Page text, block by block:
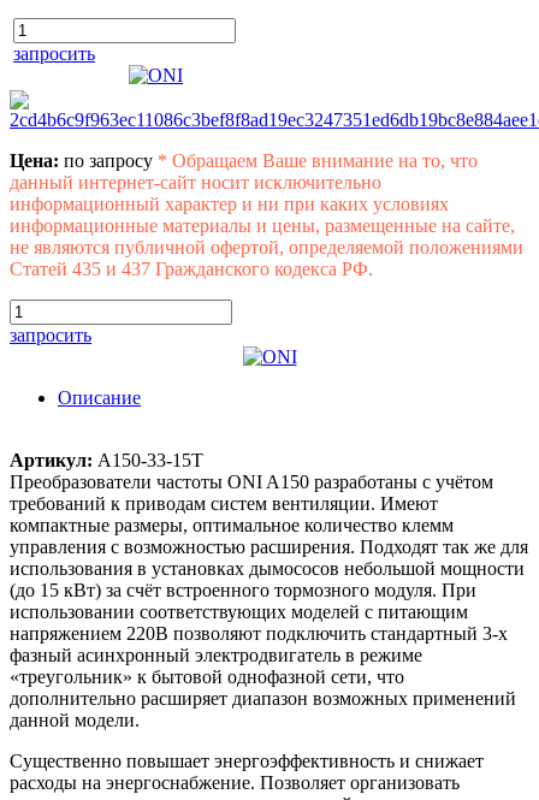
запросить
Цена: по запросу * Обращаем Ваше внимание на то, что
данный интернет-сайт носит исключительно
информационный характер и ни при каких условиях
информационные материалы и цены, размещенные на сайте,
не являются публичной офертой, определяемой положениями
Статей 435 и 437 Гражданского кодекса РФ.
запросить
Описание
Артикул: A150-33-15T
Преобразователи частоты ONI A150 разработаны с учётом
требований к приводам систем вентиляции. Имеют
компактные размеры, оптимальное количество клемм
управления с возможностью расширения. Подходят так же для
использования в установках дымососов небольшой мощности
(до 15 кВт) за счёт встроенного тормозного модуля. При
использовании соответствующих моделей с питающим
напряжением 220В позволяют подключить стандартный 3-х
фазный асинхронный электродвигатель в режиме
«треугольник» к бытовой однофазной сети, что
дополнительно расширяет диапазон возможных применений
данной модели.
Существенно повышает энергоэффективность и снижает
расходы на энергоснабжение. Позволяет организовать